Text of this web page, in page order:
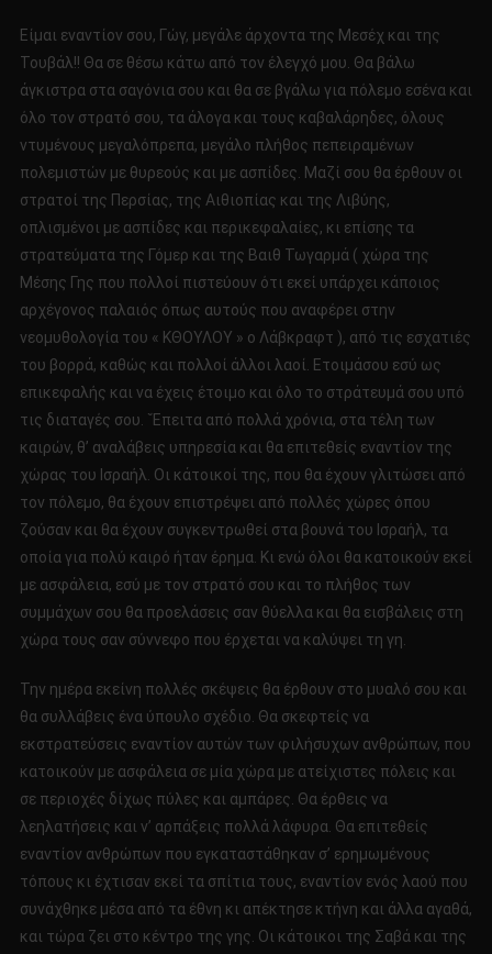
Είμαι εναντίον σου, Γώγ, μεγάλε άρχοντα της Μεσέχ και της
Τουβάλ!! Θα σε θέσω κάτω από τον έλεγχό μου. Θα βάλω
άγκιστρα στα σαγόνια σου και θα σε βγάλω για πόλεμο εσένα και
όλο τον στρατό σου, τα άλογα και τους καβαλάρηδες, όλους
ντυμένους μεγαλόπρεπα, μεγάλο πλήθος πεπειραμένων
πολεμιστών με θυρεούς και με ασπίδες. Μαζί σου θα έρθουν οι
στρατοί της Περσίας, της Αιθιοπίας και της Λιβύης,
οπλισμένοι με ασπίδες και περικεφαλαίες, κι επίσης τα
στρατεύματα της Γόμερ και της Βαιθ Τωγαρμά ( χώρα της
Μέσης Γης που πολλοί πιστεύουν ότι εκεί υπάρχει κάποιος
αρχέγονος παλαιός όπως αυτούς που αναφέρει στην
νεομυθολογία του « ΚΘΟΥΛΟΥ » ο Λάβκραφτ ), από τις εσχατιές
του βορρά, καθώς και πολλοί άλλοι λαοί. Ετοιμάσου εσύ ως
επικεφαλής και να έχεις έτοιμο και όλο το στράτευμά σου υπό
τις διαταγές σου. `Έπειτα από πολλά χρόνια, στα τέλη των
καιρών, θ’ αναλάβεις υπηρεσία και θα επιτεθείς εναντίον της
χώρας του Ισραήλ. Οι κάτοικοί της, που θα έχουν γλιτώσει από
τον πόλεμο, θα έχουν επιστρέψει από πολλές χώρες όπου
ζούσαν και θα έχουν συγκεντρωθεί στα βουνά του Ισραήλ, τα
οποία για πολύ καιρό ήταν έρημα. Κι ενώ όλοι θα κατοικούν εκεί
με ασφάλεια, εσύ με τον στρατό σου και το πλήθος των
συμμάχων σου θα προελάσεις σαν θύελλα και θα εισβάλεις στη
χώρα τους σαν σύννεφο που έρχεται να καλύψει τη γη.
Την ημέρα εκείνη πολλές σκέψεις θα έρθουν στο μυαλό σου και
θα συλλάβεις ένα ύπουλο σχέδιο. Θα σκεφτείς να
εκστρατεύσεις εναντίον αυτών των φιλήσυχων ανθρώπων, που
κατοικούν με ασφάλεια σε μία χώρα με ατείχιστες πόλεις και
σε περιοχές δίχως πύλες και αμπάρες. Θα έρθεις να
λεηλατήσεις και ν’ αρπάξεις πολλά λάφυρα. Θα επιτεθείς
εναντίον ανθρώπων που εγκαταστάθηκαν σ’ ερημωμένους
τόπους κι έχτισαν εκεί τα σπίτια τους, εναντίον ενός λαού που
συνάχθηκε μέσα από τα έθνη κι απέκτησε κτήνη και άλλα αγαθά,
και τώρα ζει στο κέντρο της γης. Οι κάτοικοι της Σαβά και της